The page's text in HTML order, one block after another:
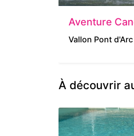
Aventure
Vallon Pont d'Arc
À découvrir